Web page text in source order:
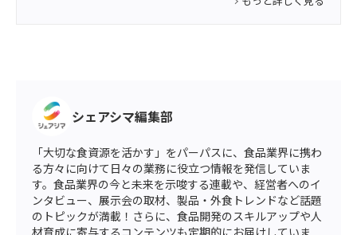
シェアシマ編集部
「大切な食資源を活かす」をパーパスに、食品業界に携わ
る方々に向けて日々の業務に役立つ情報を発信していま
す。食品業界の今と未来を示唆する連載や、経営者へのイ
ンタビュー、展示会の取材、製品・外食トレンドなど話題
のトピックが満載！さらに、食品開発のスキルアップや人